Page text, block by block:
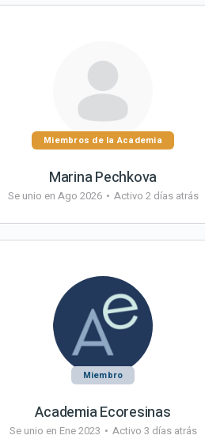
Miembros de la Academia
Marina Pechkova
Se unio en Ago 2026 • Activo 2 días atrás
Miembro
Academia Ecoresinas
Se unio en Ene 2023 • Activo 3 días atrás